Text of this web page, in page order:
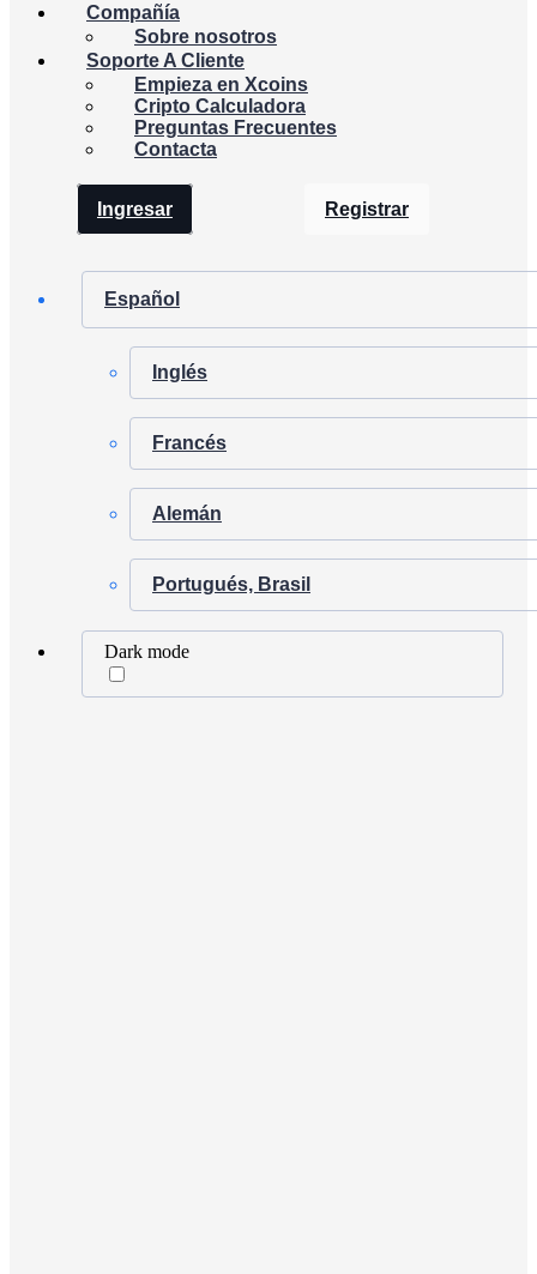
Compañía
Sobre nosotros
Soporte A Cliente
Empieza en Xcoins
Cripto Calculadora
Preguntas Frecuentes
Contacta
Ingresar Registrar
Español
Inglés
Francés
Alemán
Portugués, Brasil
Dark mode